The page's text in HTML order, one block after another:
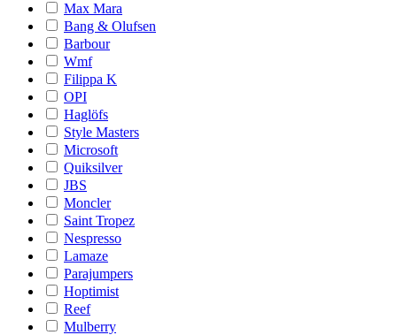
Max Mara
Bang & Olufsen
Barbour
Wmf
Filippa K
OPI
Haglöfs
Style Masters
Microsoft
Quiksilver
JBS
Moncler
Saint Tropez
Nespresso
Lamaze
Parajumpers
Hoptimist
Reef
Mulberry